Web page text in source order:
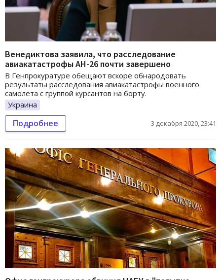
Венедиктова заявила, что расследование
авиакатастрофы АН-26 почти завершено
В Генпрокуратуре обещают вскоре обнародовать
результаты расследования авиакатастрофы военного
самолета с группой курсантов на борту.
Украина
Подробнее 3 декабря 2020, 23:41